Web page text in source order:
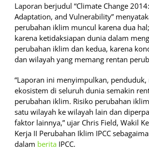
Laporan berjudul “Climate Change
Adaptation, and Vulnerability”
perubahan iklim muncul karena dua
karena ketidaksiapan dunia dalam
perubahan iklim dan kedua, karena
dan wilayah yang memang rentan
“Laporan ini menyimpulkan, penduduk,
ekosistem di seluruh dunia semakin
perubahan iklim. Risiko perubahan
satu wilayah ke wilayah lain dan
faktor lainnya,” ujar Chris Field, Wakil
Kerja II Perubahan Iklim IPCC
dalam berita IPCC.